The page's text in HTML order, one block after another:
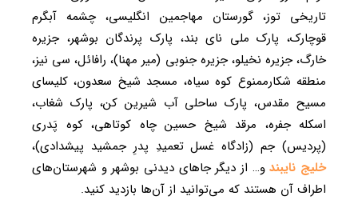
تاریخی توز، گورستان مهاجمین انگلیسی، چشمه آبگرم
قوچارک، پارک ملی نای بند، پارک پرندگان بوشهر، جزیره
خارگ، جزیره نخیلو، جزیره جنوبی (میر مهنا)، رافائل، سی نیز،
منطقه شکارممنوع کوه سیاه، مسجد شیخ سعدون، کلیسای
مسیح مقدس، پارک ساحلی آب شیرین کن، پارک شغاب،
اسکله جفره، مرقد شیخ حسین چاه کوتاهی، کوه پَدری
(پردیس) جم (زادگاه غسل تعمیدِ پدرِ جمشید پیشدادی)،
خلیج نایبندو… از دیگر جاهای دیدنی بوشهر و شهرستان‌های
اطراف آن هستند که می‌توانید از آن‌ها بازدید کنید.